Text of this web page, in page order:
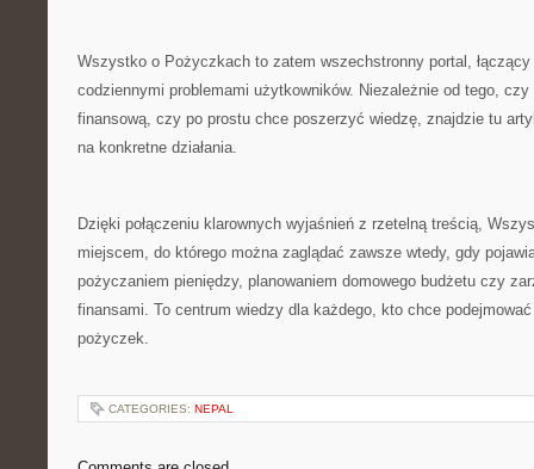
Wszystko o Pożyczkach to zatem wszechstronny portal,
codziennymi problemami użytkowników. Niezależnie od tego,
finansową, czy po prostu chce poszerzyć wiedzę, znajdzie tu
na konkretne działania.
Dzięki połączeniu klarownych wyjaśnień z rzetelną treścią,
miejscem, do którego można zaglądać zawsze wtedy, gdy
pożyczaniem pieniędzy, planowaniem domowego budżetu czy
finansami. To centrum wiedzy dla każdego, kto chce
pożyczek.
CATEGORIES: NEPAL